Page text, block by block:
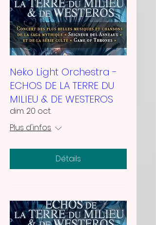
Neko Light Orchestra -
ECHOS DE LA TERRE DU
MILIEU & DE WESTEROS
dim. 20 oct.
Plus d'infos
Détails